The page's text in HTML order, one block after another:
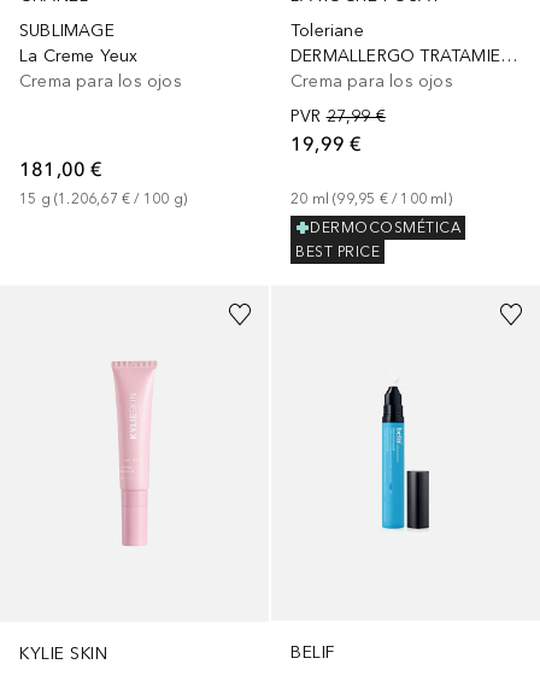
SUBLIMAGE
La Creme Yeux
Crema para los ojos
181,00 €
15 g (1.206,67 € / 100 g)
Toleriane
DERMALLERGO TRATAMIENTO HIDRATANTE Y CALMANTE
Crema para los ojos
PVR 27,99 €
19,99 €
20 ml (99,95 € / 100 ml)
DERMOCOSMÉTICA
BEST PRICE
KYLIE SKIN
BELIF